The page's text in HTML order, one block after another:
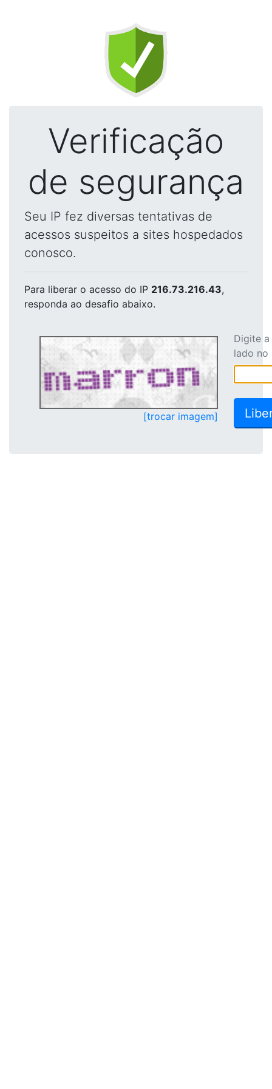
Verificação
de segurança
Seu IP fez diversas tentativas de
acessos suspeitos a sites hospedados
conosco.
Para liberar o acesso do IP 216.73.216.43,
responda ao desafio abaixo.
[trocar imagem]
Digite
lado no